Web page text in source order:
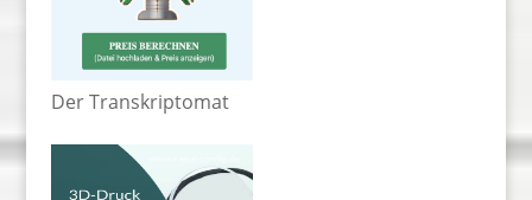
Der Transkriptomat